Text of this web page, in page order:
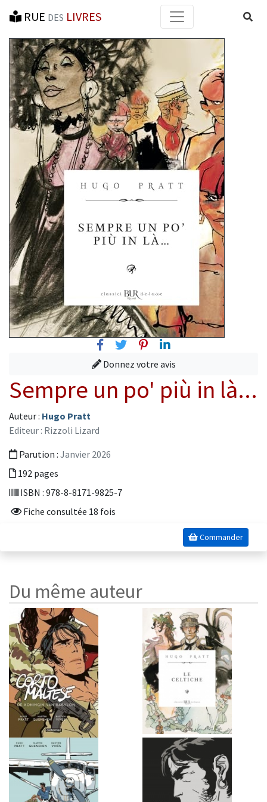
RUE DES LIVRES
FacebookTwitterPinterest
Linkedin
Donnez votre avis
Sempre un po' più in là...
Auteur : Hugo Pratt
Editeur : Rizzoli Lizard
Parution : Janvier 2026
192 pages
ISBN : 978-8-8171-9825-7
Fiche consultée 18 fois
Commander
Du même auteur